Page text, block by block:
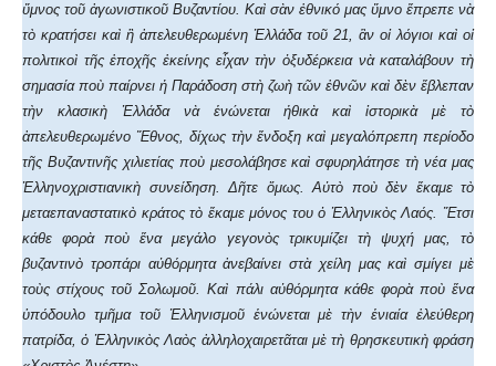
ὕμνος τοῦ ἀγωνιστικοῦ Βυζαντίου. Καὶ σὰν ἐθνικό μας ὕμνο ἔπρεπε νὰ
τὸ κρατήσει καὶ ἢ ἀπελευθερωμένη Ἑλλάδα τοῦ 21, ἂν οἱ λόγιοι καὶ οἱ
πολιτικοὶ τῆς ἐποχῆς ἐκείνης εἶχαν τὴν ὀξυδέρκεια νὰ καταλάβουν τὴ
σημασία ποὺ παίρνει ἡ Παράδοση στὴ ζωὴ τῶν ἐθνῶν καὶ δὲν ἔβλεπαν
τὴν κλασικὴ Ἑλλάδα νὰ ἑνώνεται ἠθικὰ καὶ ἱστορικὰ μὲ τὸ
ἀπελευθερωμένο Ἔθνος, δίχως τὴν ἔνδοξη καὶ μεγαλόπρεπη περίοδο
τῆς Βυζαντινῆς χιλιετίας ποὺ μεσολάβησε καὶ σφυρηλάτησε τὴ νέα μας
Ἑλληνοχριστιανικὴ συνείδηση. Δῆτε ὅμως. Αὐτὸ ποὺ δὲν ἔκαμε τὸ
μεταεπαναστατικὸ κράτος τὸ ἔκαμε μόνος του ὁ Ἑλληνικὸς Λαός. Ἔτσι
κάθε φορὰ ποὺ ἕνα μεγάλο γεγονὸς τρικυμίζει τὴ ψυχή μας, τὸ
βυζαντινὸ τροπάρι αὐθόρμητα ἀνεβαίνει στὰ χείλη μας καὶ σμίγει μὲ
τοὺς στίχους τοῦ Σολωμοῦ. Καὶ πάλι αὐθόρμητα κάθε φορὰ ποὺ ἕνα
ὑπόδουλο τμῆμα τοῦ Ἑλληνισμοῦ ἑνώνεται μὲ τὴν ἑνιαία ἐλεύθερη
πατρίδα, ὁ Ἑλληνικὸς Λαὸς ἀλληλοχαιρετᾶται μὲ τὴ θρησκευτικὴ φράση